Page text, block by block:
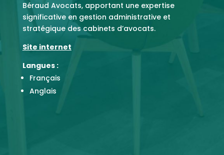
Béraud Avocats, apportant une expertise
significative en gestion administrative et
stratégique des cabinets d’avocats.
Site internet
Langues :
Français
Anglais